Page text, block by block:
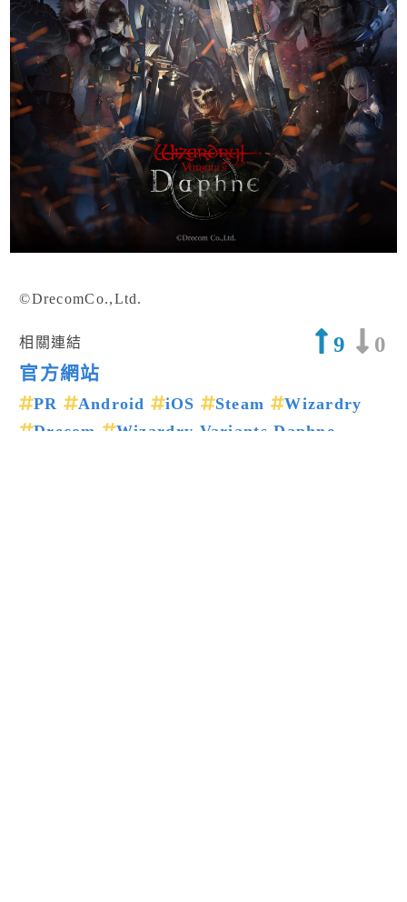
©DrecomCo.,Ltd.
相關連結
官方網站
9 0
PR Android iOS Steam
Wizardry
Drecom
Wizardry Variants Daphne